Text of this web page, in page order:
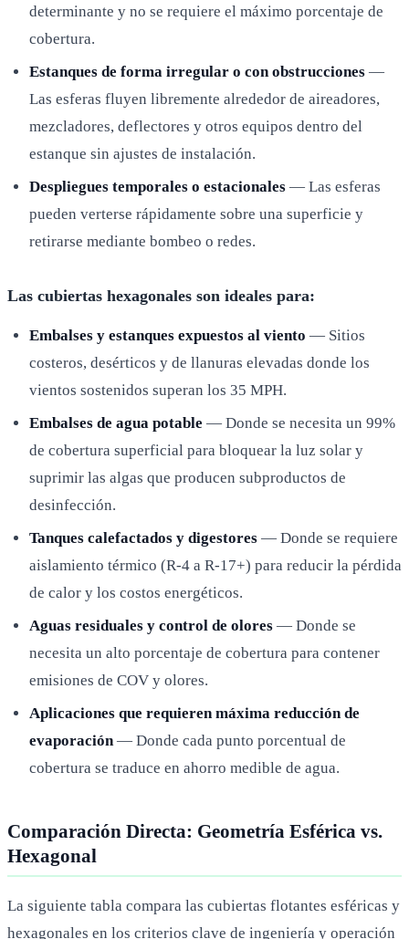
determinante y no se requiere el máximo porcentaje de
cobertura.
Estanques de forma irregular o con obstrucciones —
Las esferas fluyen libremente alrededor de aireadores,
mezcladores, deflectores y otros equipos dentro del
estanque sin ajustes de instalación.
Despliegues temporales o estacionales — Las esferas
pueden verterse rápidamente sobre una superficie y
retirarse mediante bombeo o redes.
Las cubiertas hexagonales son ideales para:
Embalses y estanques expuestos al viento — Sitios
costeros, desérticos y de llanuras elevadas donde los
vientos sostenidos superan los 35 MPH.
Embalses de agua potable — Donde se necesita un 99%
de cobertura superficial para bloquear la luz solar y
suprimir las algas que producen subproductos de
desinfección.
Tanques calefactados y digestores — Donde se requiere
aislamiento térmico (R-4 a R-17+) para reducir la pérdida
de calor y los costos energéticos.
Aguas residuales y control de olores — Donde se
necesita un alto porcentaje de cobertura para contener
emisiones de COV y olores.
Aplicaciones que requieren máxima reducción de
evaporación— Donde cada punto porcentual de
cobertura se traduce en ahorro medible de agua.
Comparación Directa: Geometría Esférica vs.
Hexagonal
La siguiente tabla compara las cubiertas flotantes esféricas y
hexagonales en los criterios clave de ingeniería y operación